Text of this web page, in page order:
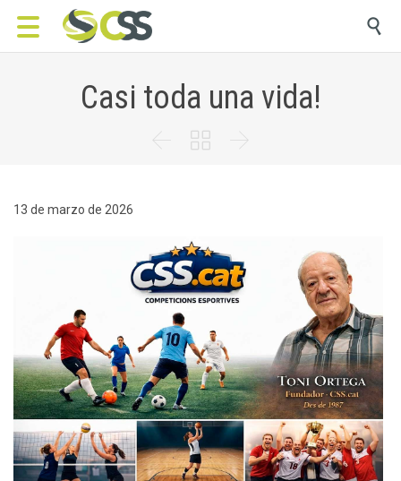

Casi toda una vida!
  
13 de marzo de 2026